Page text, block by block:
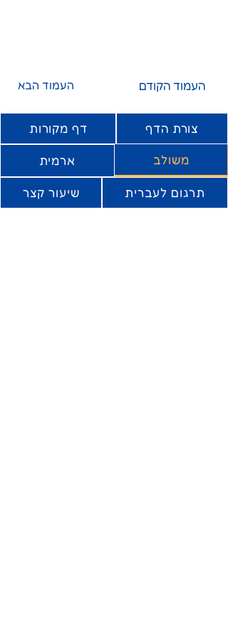
העמוד הבא העמוד הקודם
צורת הדף דף מקורות
משולב ארמית
תרגום לעברית שיעור קצר